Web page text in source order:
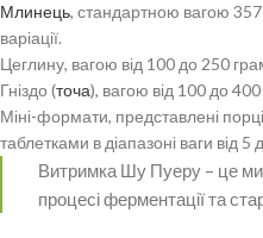
Млинець, стандартною вагою 357
варіації.
Цеглину, вагою від 100 до 250
Гніздо (точа), вагою від 100 до 400
Міні-формати, представлені
таблетками в діапазоні ваги від 5
Витримка Шу Пуеру – це
процесі ферментації та